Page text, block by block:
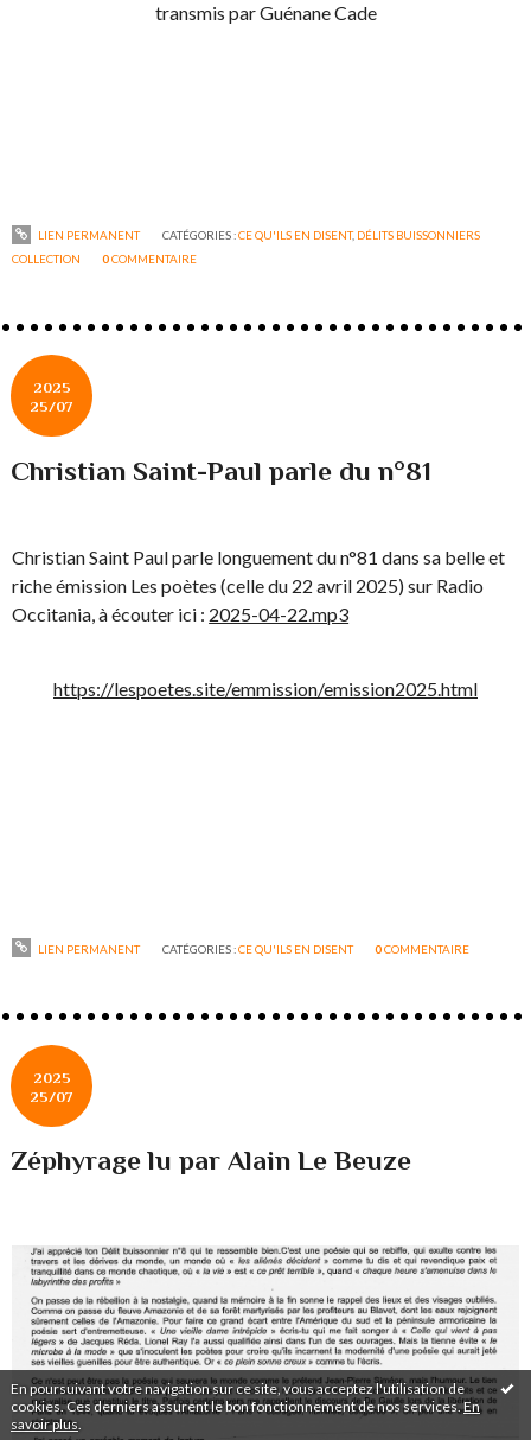
En poursuivant votre navigation sur ce site, vous acceptez l'utilisation de
cookies. Ces derniers assurent le bon fonctionnement de nos services.En
savoir plus
transmis par Guénane Cade
LIEN PERMANENT CATÉGORIES :CE QU'ILS EN DISENT, DÉLITS BUISSONNIERS
COLLECTION
0COMMENTAIRE
2025
25/07
Christian Saint-Paul parle du n°81
Christian Saint Paul parle longuement du n°81 dans sa belle et
riche émission Les poètes (celle du 22 avril 2025) sur Radio
Occitania, à écouter ici : 2025-04-22.mp3
https://lespoetes.site/emmission/emission2025.html
LIEN PERMANENT CATÉGORIES :CE QU'ILS EN DISENT 0COMMENTAIRE
2025
25/07
Zéphyrage lu par Alain Le Beuze